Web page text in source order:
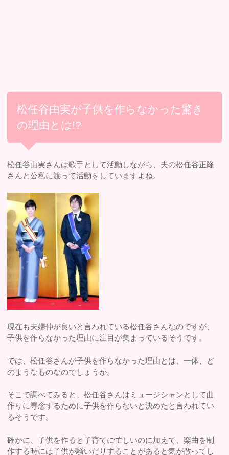
松任谷由実が子供を作らなかった驚き
の理由とは!?
松任谷由実さんは歌手として活動しながら、夫の松任谷正隆
さんと公私に渡って活動をしていますよね。
現在も夫婦仲が良いと言われている松任谷さんなのですが、
子供を作らなかった理由に注目が集まっているそうです。
では、松任谷さんが子供を作らなかった理由とは、一体、ど
のようなものなのでしょうか。
そこで調べてみると、松任谷さんはミュージシャンとして曲
作りに専念するために子供を作らないと決めたと言われてい
るそうです。
確かに、子供を作ると子育てに忙しいのに加えて、楽曲を制
作する時には子供が騒いだりすることがあると気が散ってし